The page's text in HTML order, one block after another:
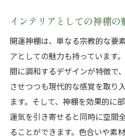
インテリアとしての神棚の
開運神棚は、単なる宗教的な要
アとしての魅力も持っています
間に調和するデザインが特徴で
させつつも現代的な感覚を取り
ます。そして、神棚を効果的に
運気を引き寄せると同時に空間
ることができます。色合いや素